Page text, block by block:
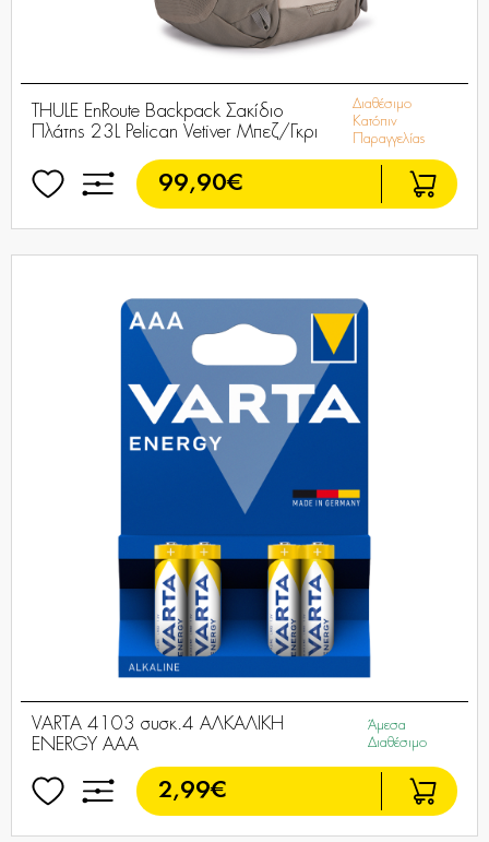
THULE EnRoute Backpack Σακίδιο
Πλάτης 23L Pelican Vetiver Μπεζ/Γκρι
Διαθέσιμο
Κατόπιν
Παραγγελίας
99,90€
VARTA 4103 συσκ.4 AΛΚΑΛΙΚΗ
ENERGY AAA
Άμεσα
Διαθέσιμο
2,99€